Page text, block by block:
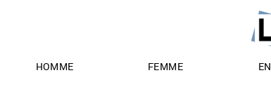
HOMME FEMME